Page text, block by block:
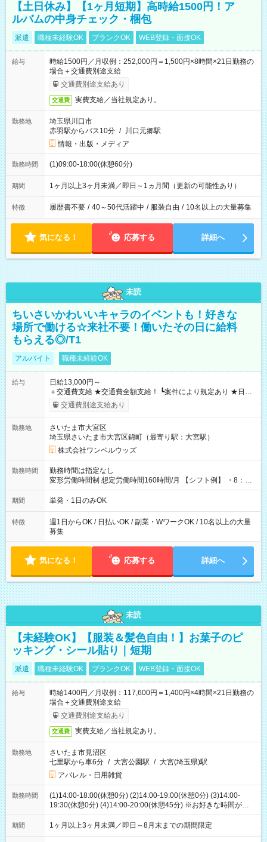
【土日休み】【1ヶ月短期】高時給1500円！ア
ルバムの中身チェック・梱包
派遣 職種未経験OK ブランクOK WEB登録・面接OK
給与
時給1500円／月収例：252,000円＝1,500円×8時間×21日勤務の
場合＋交通費別途支給
交通費別途支給あり
交通費 実費支給／当社規定あり。
勤務地
埼玉県川口市
赤羽駅からバス10分 / 川口元郷駅
情報・出版・メディア
勤務時間 (1)09:00-18:00(休憩60分)
期間 1ヶ月以上3ヶ月未満／即日～1ヵ月間（更新の可能性あり）
特徴 履歴書不要 / 40～50代活躍中 / 服装自由 / 10名以上の大量募集
気になる！ 応募する 詳細へ
未読
ちいさいかわいいキャラのイベントも！好きな
場所で働ける☆来社不要！働いたその日に給料
もらえる◎/T1
アルバイト 職種未経験OK
給与
日給13,000円～
＋交通費支給 ★交通費全額支給！ ┗案件により規定あり ★日払
いOK！（規定あり） ┗働いたその日に現金GET♪ お仕事後はコ
ンビニATMから 日払い分を引き落とせます！ 【試用期間】試
交通費別途支給あり
勤務地
さいたま市大宮区
埼玉県さいたま市大宮区錦町（最寄り駅：大宮駅）
株式会社ワンベルウッズ
勤務時間
勤務時間は指定なし
変形労働時間制 想定労働時間160時間/月 【シフト例】 ・8：00
～21：00
期間 単発・1日のみOK
特徴
週1日からOK / 日払いOK / 副業・WワークOK / 10名以上の大量
募集
気になる！ 応募する 詳細へ
未読
【未経験OK】【服装＆髪色自由！】お菓子のピ
ッキング・シール貼り｜短期
派遣 職種未経験OK ブランクOK WEB登録・面接OK
給与
時給1400円／月収例：117,600円＝1,400円×4時間×21日勤務の
場合＋交通費別途支給
交通費別途支給あり
交通費 実費支給／当社規定あり。
勤務地
さいたま市見沼区
七里駅から車6分 / 大宮公園駅 / 大宮(埼玉県)駅
アパレル・日用雑貨
勤務時間
(1)14:00-18:00(休憩0分) (2)14:00-19:00(休憩0分) (3)14:00-
19:30(休憩0分) (4)14:00-20:00(休憩45分) ※お好きな時間が選べ
ます
期間 1ヶ月以上3ヶ月未満／即日～8月末までの期間限定